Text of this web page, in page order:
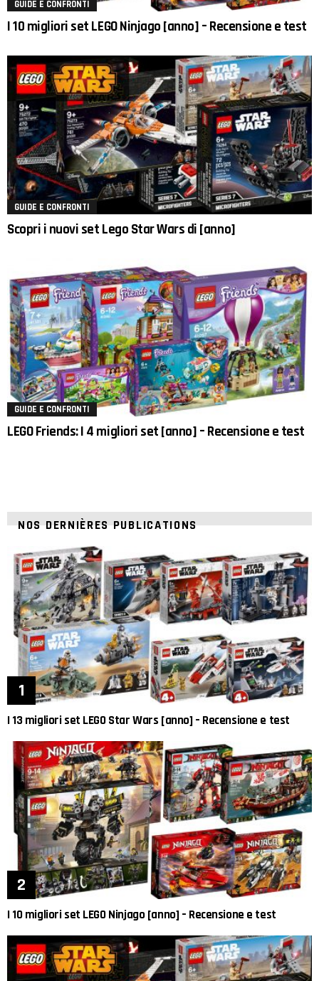
GUIDE E CONFRONTI
I 10 migliori set LEGO Ninjago [anno] – Recensione e test
GUIDE E CONFRONTI
Scopri i nuovi set Lego Star Wars di [anno]
GUIDE E CONFRONTI
LEGO Friends: I 4 migliori set [anno] – Recensione e test
NOS DERNIÈRES PUBLICATIONS
I 13 migliori set LEGO Star Wars [anno] – Recensione e test
I 10 migliori set LEGO Ninjago [anno] – Recensione e test